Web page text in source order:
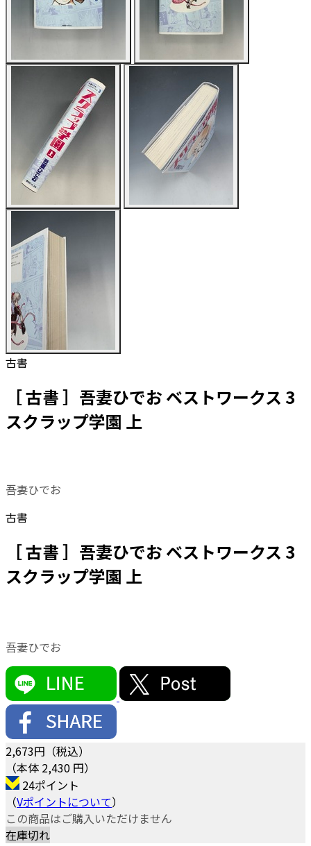
古書
［ 古書 ］吾妻ひでお ベストワークス 3
スクラップ学園 上
吾妻ひでお
古書
［ 古書 ］吾妻ひでお ベストワークス 3
スクラップ学園 上
吾妻ひでお
2,673円（税込）
（本体 2,430 円）
24ポイント
（Vポイントについて）
この商品はご購入いただけません
在庫切れ